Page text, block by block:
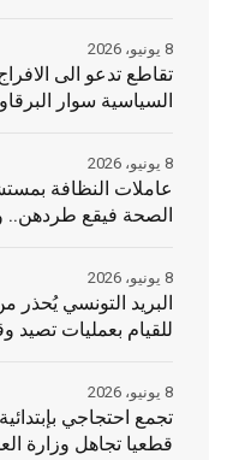
تقاطع تدعو الى
السياسية سوار
8 يونيو، 2026
عاملات النظافة
الصحة فيقع طردهن..
8 يونيو، 2026
البريد التونسي يُحذر
للقيام بعمليات تصيد
8 يونيو، 2026
تجمع احتجاجي
قطعيا تجاهل وزارة
8 يونيو، 2026